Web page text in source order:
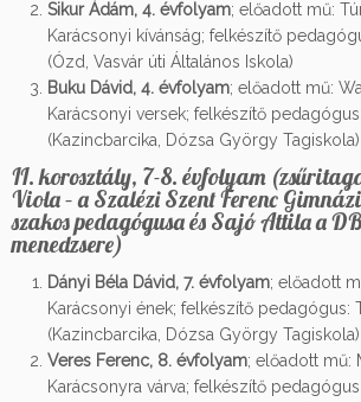
Sikur Ádám, 4. évfolyam; előadott mű:
Karácsonyi kívánság; felkészítő
(Ózd, Vasvár úti Általános Iskola)
Buku Dávid, 4. évfolyam; előadott mű:
Karácsonyi versek; felkészítő
(Kazincbarcika, Dózsa György Tagiskola)
II. korosztály, 7-8. évfolyam
Viola – a Szalézi Szent Ferenc
szakos pedagógusa és Sajó Attila a
menedzsere)
Dányi Béla Dávid, 7. évfolyam; előadott
Karácsonyi ének; felkészítő pedagógus:
(Kazincbarcika, Dózsa György Tagiskola)
Veres Ferenc, 8. évfolyam; előadott mű:
Karácsonyra várva; felkészítő